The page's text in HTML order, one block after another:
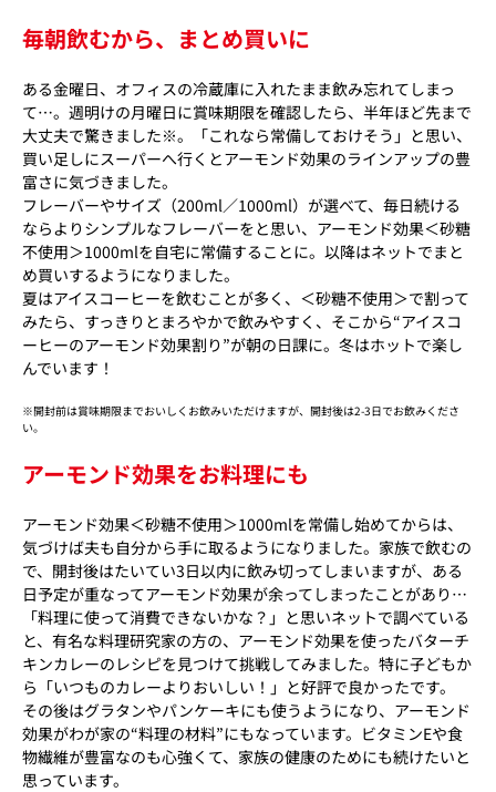
毎朝飲むから、まとめ買いに
ある金曜日、オフィスの冷蔵庫に入れたまま飲み忘れてしまっ
て…。週明けの月曜日に賞味期限を確認したら、半年ほど先まで
大丈夫で驚きました※。「これなら常備しておけそう」と思い、
買い足しにスーパーへ行くとアーモンド効果のラインアップの豊
富さに気づきました。
フレーバーやサイズ（200ml／1000ml）が選べて、毎日続ける
ならよりシンプルなフレーバーをと思い、アーモンド効果＜砂糖
不使用＞1000mlを自宅に常備することに。以降はネットでまと
め買いするようになりました。
夏はアイスコーヒーを飲むことが多く、＜砂糖不使用＞で割って
みたら、すっきりとまろやかで飲みやすく、そこから“アイスコ
ーヒーのアーモンド効果割り”が朝の日課に。冬はホットで楽し
んでいます！
※開封前は賞味期限までおいしくお飲みいただけますが、開封後は2-3日でお飲みくださ
い。
アーモンド効果をお料理にも
アーモンド効果＜砂糖不使用＞1000mlを常備し始めてからは、
気づけば夫も自分から手に取るようになりました。家族で飲むの
で、開封後はたいてい3日以内に飲み切ってしまいますが、ある
日予定が重なってアーモンド効果が余ってしまったことがあり…
「料理に使って消費できないかな？」と思いネットで調べている
と、有名な料理研究家の方の、アーモンド効果を使ったバターチ
キンカレーのレシピを見つけて挑戦してみました。特に子どもか
ら「いつものカレーよりおいしい！」と好評で良かったです。
その後はグラタンやパンケーキにも使うようになり、アーモンド
効果がわが家の“料理の材料”にもなっています。ビタミンEや食
物繊維が豊富なのも心強くて、家族の健康のためにも続けたいと
思っています。